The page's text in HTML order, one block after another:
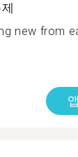
new from